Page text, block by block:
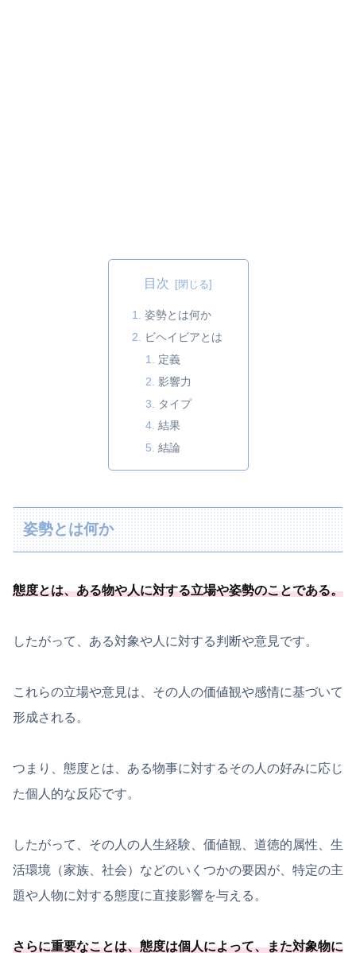
目次
姿勢とは何か
ビヘイビアとは
定義
影響力
タイプ
結果
結論
姿勢とは何か
態度とは、ある物や人に対する立場や姿勢のことである。
したがって、ある対象や人に対する判断や意見です。
これらの立場や意見は、その人の価値観や感情に基づいて
形成される。
つまり、態度とは、ある物事に対するその人の好みに応じ
た個人的な反応です。
したがって、その人の人生経験、価値観、道徳的属性、生
活環境（家族、社会）などのいくつかの要因が、特定の主
題や人物に対する態度に直接影響を与える。
さらに重要なことは、態度は個人によって、また対象物に